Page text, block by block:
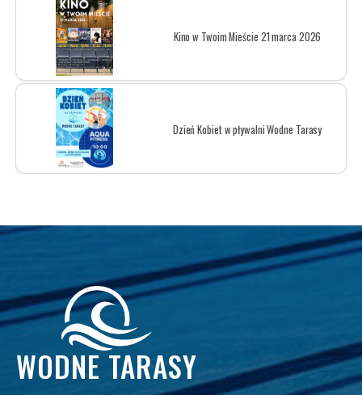
Kino w Twoim Mieście 21 marca 2026
Dzień Kobiet w pływalni Wodne Tarasy
WODNE TARASY